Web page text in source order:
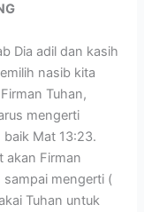
Dia adil dan kasih
nasib kita
Tuhan,
mengerti
Mat 13:23.
akan Firman
sampai mengerti (
Tuhan untuk